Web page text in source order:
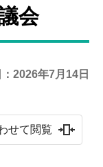
会
2026年7月14日
せて閲覧